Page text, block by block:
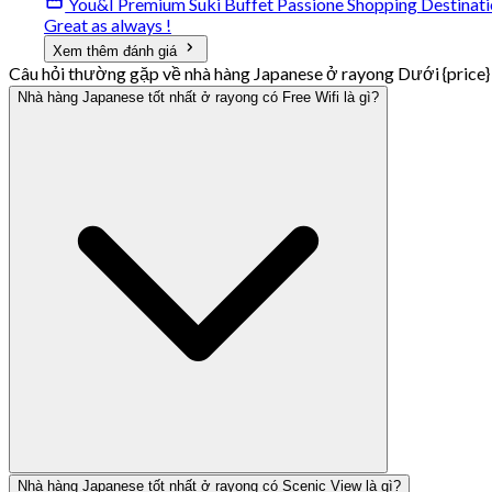
Great as always !
Xem thêm đánh giá
Câu hỏi thường gặp về nhà hàng Japanese ở rayong Dưới {price}
Nhà hàng Japanese tốt nhất ở rayong có Free Wifi là gì?
Nhà hàng Japanese tốt nhất ở rayong có Scenic View là gì?